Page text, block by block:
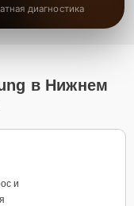
диагностика
в Нижнем
и